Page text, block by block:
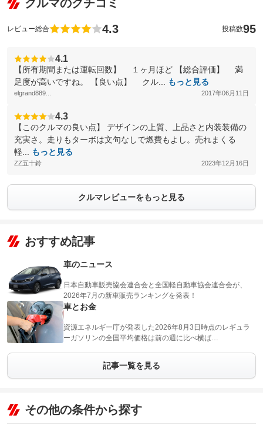
クルマのクチコミ
レビュー総合 4.3 投稿数95
4.1
【所有期間または運転回数】 １ヶ月ほど 【総合評価】 満
足度が高いですね。 【良い点】 クル...
もっと見る
elgrand889... 2017年06月11日
4.3
【このクルマの良い点】 デザインの上質、上品さと内装装備の
充実さ。走りもターボは文句なしで燃費もよし。売れまくる
軽...
もっと見る
ZZ五十鈴 2023年12月16日
クルマレビューをもっと見る
おすすめ記事
車のニュース
日本自動車販売協会連合会と全国軽自動車協会連合会が、
2026年7月の新車販売ランキングを発表！
車とお金
資源エネルギー庁が発表した2026年8月3日時点のレギュラ
ーガソリンの全国平均価格は前の週に比べ横ば…
記事一覧を見る
その他の条件から探す